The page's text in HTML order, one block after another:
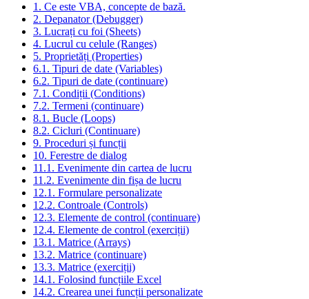
1. Ce este VBA, concepte de bază.
2. Depanator (Debugger)
3. Lucrați cu foi (Sheets)
4. Lucrul cu celule (Ranges)
5. Proprietăți (Properties)
6.1. Tipuri de date (Variables)
6.2. Tipuri de date (continuare)
7.1. Condiții (Conditions)
7.2. Termeni (continuare)
8.1. Bucle (Loops)
8.2. Cicluri (Continuare)
9. Proceduri și funcții
10. Ferestre de dialog
11.1. Evenimente din cartea de lucru
11.2. Evenimente din fișa de lucru
12.1. Formulare personalizate
12.2. Controale (Controls)
12.3. Elemente de control (continuare)
12.4. Elemente de control (exerciții)
13.1. Matrice (Arrays)
13.2. Matrice (continuare)
13.3. Matrice (exerciții)
14.1. Folosind funcțiile Excel
14.2. Crearea unei funcții personalizate